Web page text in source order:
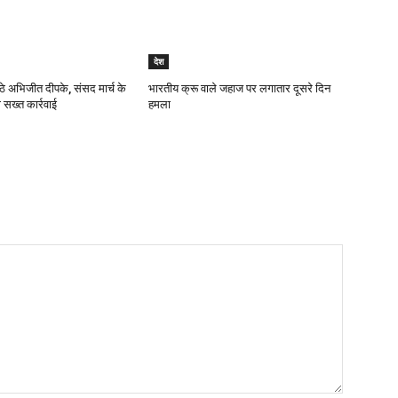
दीपके, संसद मार्च के
कार्रवाई
देश
भारतीय क्रू वाले जहाज पर लगातार दूसरे दिन
हमला